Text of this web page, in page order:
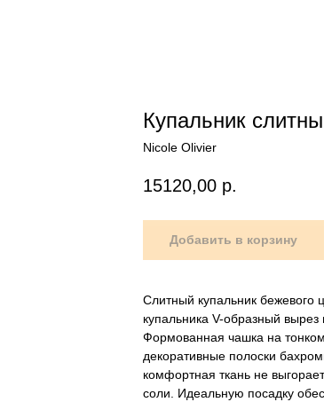
Купальник
Nicole Olivier
15120,00 р.
Добавить в корзину
Слитный купальник
купальника V-образный
Формованная чашка на
декоративные полоски
комфортная ткань не
соли. Идеальную посадку